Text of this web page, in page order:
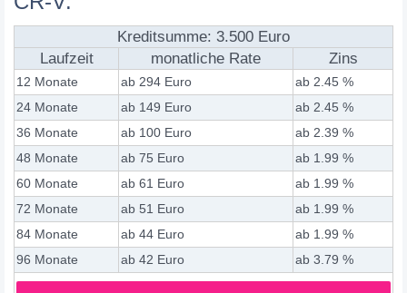
Kreditsumme: 3.500 Euro
Laufzeit
monatliche Rate Zins
12 Monate ab 294 Euro
ab 2.45 %
24 Monate
ab 149 Euro
ab 2.45 %
36 Monate
ab 100 Euro
ab 2.39 %
48 Monate
ab 75 Euro
ab 1.99 %
60 Monate
ab 61 Euro
ab 1.99 %
72 Monate
ab 51 Euro
ab 1.99 %
84 Monate
ab 44 Euro
ab 1.99 %
96 Monate
ab 42 Euro ab 3.79 %